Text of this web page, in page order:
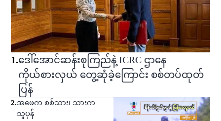
1.ဒေါ်အောင်ဆန်းစုကြည်နဲ့ ICRC ဌာနေ
ကိုယ်စားလှယ် တွေ့ဆုံခဲ့ကြောင်း စစ်တပ်ထုတ်
ပြန်
2.အဖေက စစ်သား၊ သားက
သူပုန်